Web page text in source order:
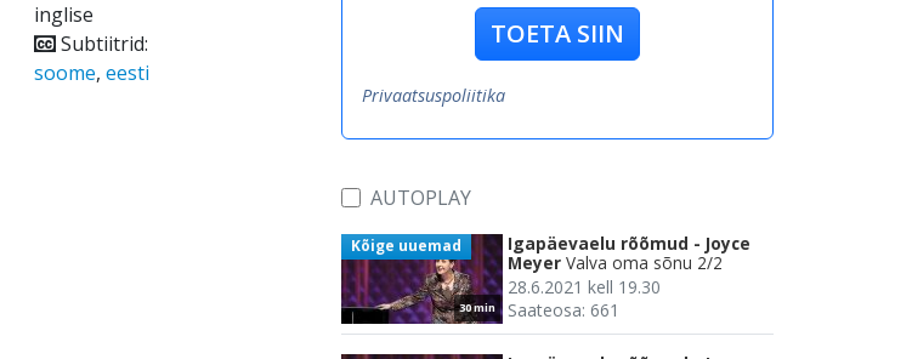
inglise
Subtiitrid:
soome, eesti
TOETA SIIN
Privaatsuspoliitika
AUTOPLAY
30 min
Kõige uuemad
Igapäevaelu rõõmud - Joyce
Meyer Valva oma sõnu 2/2
28.6.2021 kell 19.30
Saateosa: 661